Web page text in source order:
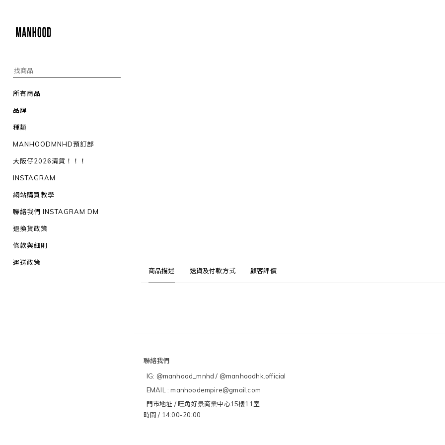
所有商品
品牌
種類
MANHOODMNHD預訂部
大阪仔2026清貨！！！
INSTAGRAM
網站購買教學
聯絡我們 INSTAGRAM DM
退換貨政策
條款與細則
運送政策
商品描述
送貨及付款方式 顧客評價
聯絡我們
IG: @manhood_mnhd / @manhoodhk.official
EMAIL : manhoodempire@gmail.com
門市地址 / 旺角好景商業中心15樓11室
時間 / 14:00-20:00